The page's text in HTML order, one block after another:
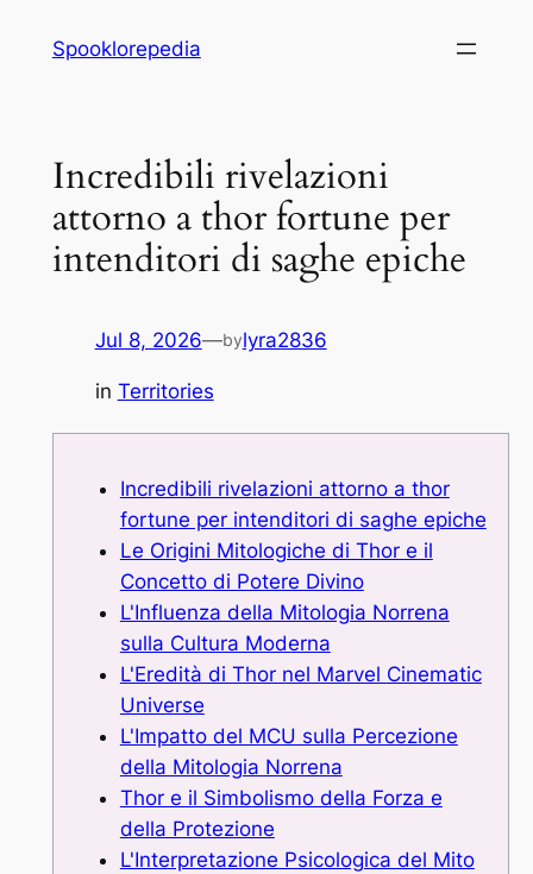
Spooklorepedia
Incredibili rivelazioni
attorno a thor fortune per
intenditori di saghe epiche
Jul 8, 2026—bylyra2836
in Territories
Incredibili rivelazioni attorno a thor
fortune per intenditori di saghe epiche
Le Origini Mitologiche di Thor e il
Concetto di Potere Divino
L'Influenza della Mitologia Norrena
sulla Cultura Moderna
L'Eredità di Thor nel Marvel Cinematic
Universe
L'Impatto del MCU sulla Percezione
della Mitologia Norrena
Thor e il Simbolismo della Forza e
della Protezione
L'Interpretazione Psicologica del Mito